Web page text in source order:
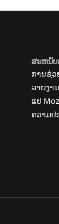
ສະຫນັ
ການຊ່ວ
ລາຍງາ
ແປ
ຄວາມປ